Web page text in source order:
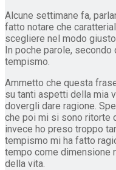
Alcune settimane fa,
fatto notare che
scegliere nel modo
In poche parole, secondo
tempismo.
Ammetto che questa
su tanti aspetti della mia
dovergli dare ragione.
che poi mi si sono ritorte
invece ho preso troppo
tempismo mi ha fatto
tempo come dimensione
della vita.